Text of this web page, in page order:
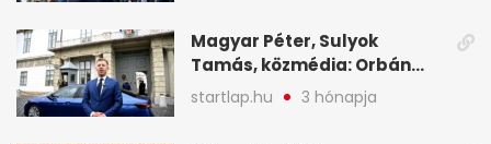
Magyar Péter, Sulyok
Tamás, közmédia: Orbán
Viktor április 13. óta hallgat,
közben pörögnek az
startlap.hu 3 hónapja